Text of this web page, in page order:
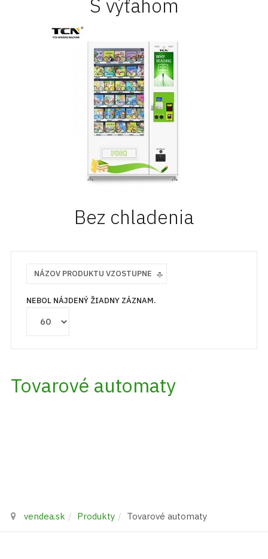
S výťahom
Bez chladenia
NÁZOV PRODUKTU VZOSTUPNE
NEBOL NÁJDENÝ ŽIADNY ZÁZNAM.
Tovarové automaty
vendea.sk Produkty Tovarové automaty